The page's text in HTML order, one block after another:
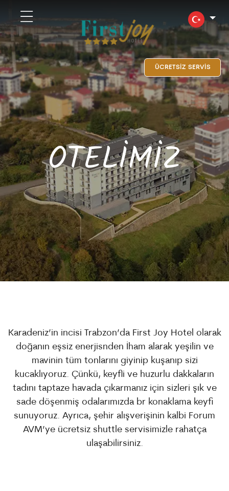
ÜCRETSİZ SERVİS
OTELİMİZ
Karadeniz’in incisi Trabzon’da First Joy Hotel olarak
doğanın eşsiz enerjisnden İham alarak yeşilin ve
mavinin tüm tonlarını giyinip kuşanıp sizi
kucaklıyoruz. Çünkü, keyfli ve huzurlu dakkaların
tadını taptaze havada çıkarmanız için sizleri şık ve
sade döşenmiş odalarımızda br konaklama keyfi
sunuyoruz. Ayrıca, şehir alışverişinin kalbi Forum
AVM’ye ücretsiz shuttle servisimizle rahatça
ulaşabilirsiniz.